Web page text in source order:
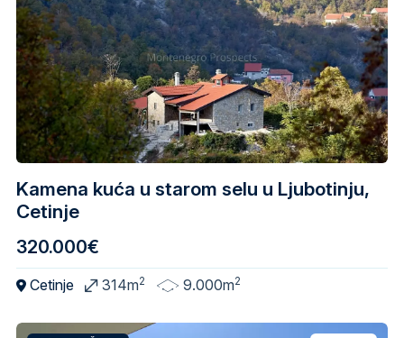
Kamena kuća u starom selu u Ljubotinju,
Cetinje
320.000€
Cetinje 314m2 9.000m2